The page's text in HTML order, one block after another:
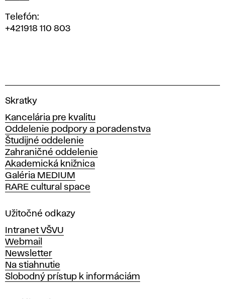
Telefón:
+421918 110 803
V
s
o
k
á
š
k
o
a
ý
t
v
a
r
Skratky
Kancelária pre kvalitu
Oddelenie podpory a poradenstva
Študijné oddelenie
Zahraničné oddelenie
Akademická knižnica
Galéria MEDIUM
RARE cultural space
Užitočné odkazy
Intranet VŠVU
Webmail
Newsletter
Na stiahnutie
Slobodný prístup k informáciám